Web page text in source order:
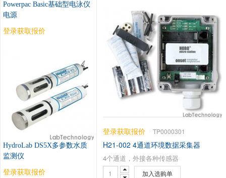
Powerpac Basic基础型电泳仪
电源
登录获取报价
HydroLab DS5X多参数水质
监测仪
登录获取报价
登录获取报价 TP0000301
H21-002 4通道环境数据采集器
4个通道，外接各种传感器
加入选购单